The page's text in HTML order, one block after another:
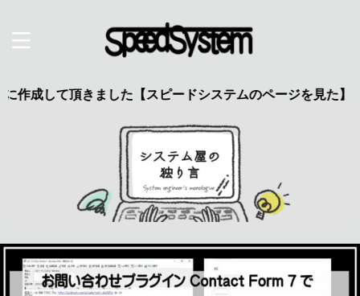
ました【スピードシステムのページを見た】で特典あり